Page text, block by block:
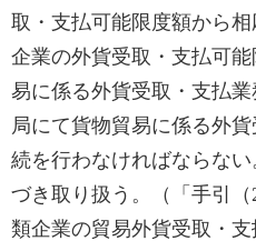
取・支払可能限度額から
企業の外貨受取・支払可
易に係る外貨受取・支払
局にて貨物貿易に係る外
続を行わなければならな
づき取り扱う。（「手引（
類企業の貿易外貨受取・